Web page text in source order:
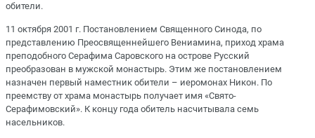
обители.
11 октября 2001 г. Постановлением Священного Синода, по
представлению Преосвященнейшего Вениамина, приход храма
преподобного Серафима Саровского на острове Русский
преобразован в мужской монастырь. Этим же постановлением
назначен первый наместник обители – иеромонах Никон. По
преемству от храма монастырь получает имя «Свято-
Серафимовский». К концу года обитель насчитывала семь
насельников.